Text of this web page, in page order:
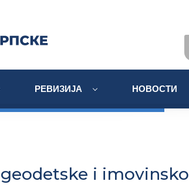
РЕВИЗИЈА НОВОСТИ
i imovinsko